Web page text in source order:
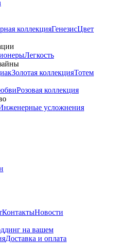
коллекцияГенезисЦвет
Легкость
Золотая коллекцияТотем
Розовая коллекция
усложнения
КонтактыНовости
на вашем
Доставка и оплата